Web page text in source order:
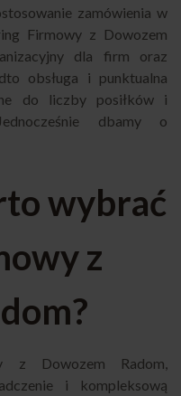
zamówienia w
Firmowy z Dowozem
dla firm oraz
obsługa i punktualna
do liczby posiłków i
dbamy o
wybrać
z
z Dowozem Radom,
i kompleksową